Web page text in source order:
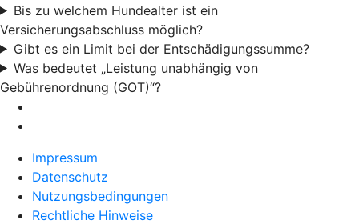
Bis zu welchem Hundealter ist ein
Versicherungsabschluss möglich?
Gibt es ein Limit bei der Entschädigungssumme?
Was bedeutet „Leistung unabhängig von
Gebührenordnung (GOT)“?
Impressum
Datenschutz
Nutzungsbedingungen
Rechtliche Hinweise